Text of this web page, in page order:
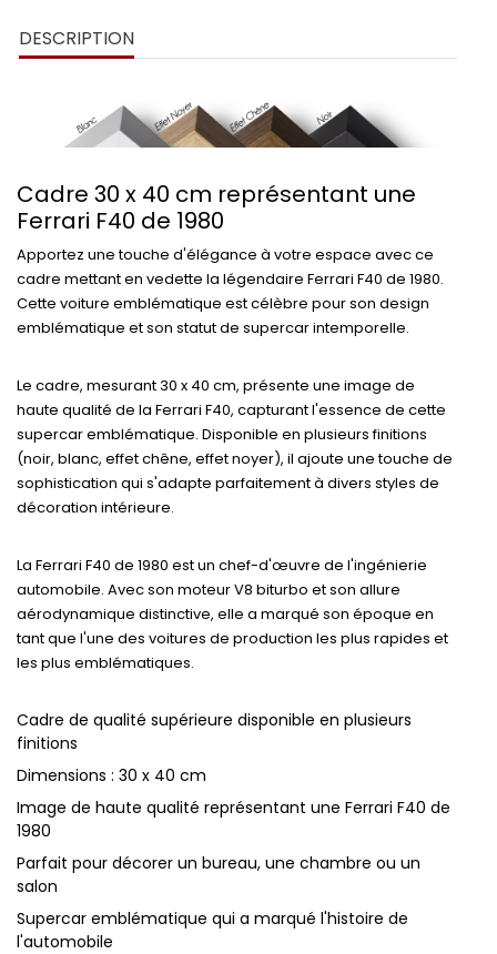
DESCRIPTION
Cadre 30 x 40 cm représentant une
Ferrari F40 de 1980
Apportez une touche d'élégance à votre espace avec ce
cadre mettant en vedette la légendaire Ferrari F40 de 1980.
Cette voiture emblématique est célèbre pour son design
emblématique et son statut de supercar intemporelle.
Le cadre, mesurant 30 x 40 cm, présente une image de
haute qualité de la Ferrari F40, capturant l'essence de cette
supercar emblématique. Disponible en plusieurs finitions
(noir, blanc, effet chêne, effet noyer), il ajoute une touche de
sophistication qui s'adapte parfaitement à divers styles de
décoration intérieure.
La Ferrari F40 de 1980 est un chef-d'œuvre de l'ingénierie
automobile. Avec son moteur V8 biturbo et son allure
aérodynamique distinctive, elle a marqué son époque en
tant que l'une des voitures de production les plus rapides et
les plus emblématiques.
Cadre de qualité supérieure disponible en plusieurs
finitions
Dimensions : 30 x 40 cm
Image de haute qualité représentant une Ferrari F40 de
1980
Parfait pour décorer un bureau, une chambre ou un
salon
Supercar emblématique qui a marqué l'histoire de
l'automobile